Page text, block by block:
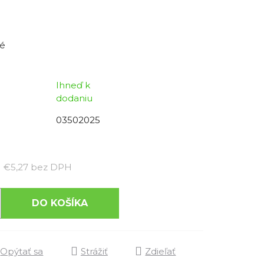
Ihneď k
dodaniu
03502025
€5,27 bez DPH
DO KOŠÍKA
Opýtať sa Strážiť Zdieľať